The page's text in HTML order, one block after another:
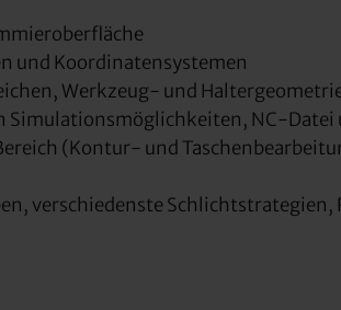
und Koordinatensystemen
Werkzeug- und
Simulationsmöglichkeiten, NC-
(Kontur- und
verschiedenste